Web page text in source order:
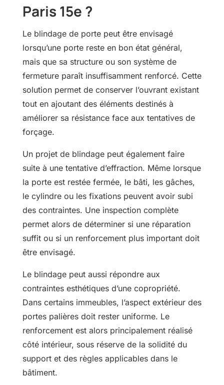
Paris 15e ?
Le blindage de porte peut être envisagé
lorsqu’une porte reste en bon état général,
mais que sa structure ou son système de
fermeture paraît insuffisamment renforcé. Cette
solution permet de conserver l’ouvrant existant
tout en ajoutant des éléments destinés à
améliorer sa résistance face aux tentatives de
forçage.
Un projet de blindage peut également faire
suite à une tentative d’effraction. Même lorsque
la porte est restée fermée, le bâti, les gâches,
le cylindre ou les fixations peuvent avoir subi
des contraintes. Une inspection complète
permet alors de déterminer si une réparation
suffit ou si un renforcement plus important doit
être envisagé.
Le blindage peut aussi répondre aux
contraintes esthétiques d’une copropriété.
Dans certains immeubles, l’aspect extérieur des
portes palières doit rester uniforme. Le
renforcement est alors principalement réalisé
côté intérieur, sous réserve de la solidité du
support et des règles applicables dans le
bâtiment.